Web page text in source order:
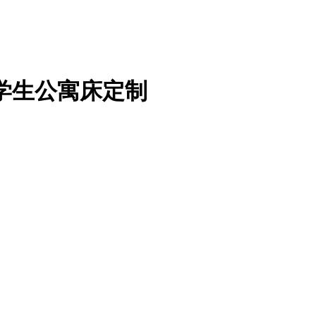
生公寓床定制